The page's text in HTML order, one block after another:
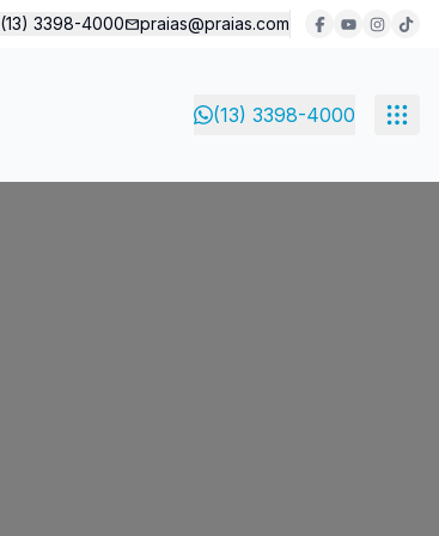
(13) 3398-4000 praias@praias.com
(13) 3398-4000